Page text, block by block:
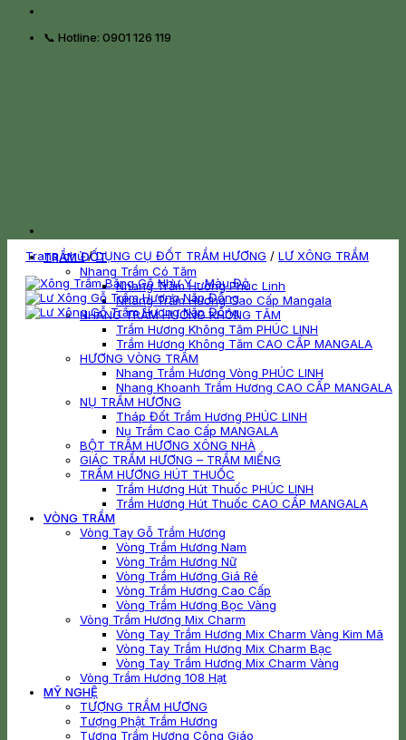
📞 Hotline: 0901 126 119
TRẦM ĐỐT
Nhang Trầm Có Tăm
Nhang Trầm Hương Phúc Linh
Nhang Trầm Hương Cao Cấp Mangala
NHANG TRẦM HƯƠNG KHÔNG TĂM
Trầm Hương Không Tăm PHÚC LINH
Trầm Hương Không Tăm CAO CẤP MANGALA
HƯƠNG VÒNG TRẦM
Nhang Trầm Hương Vòng PHÚC LINH
Nhang Khoanh Trầm Hương CAO CẤP MANGALA
NỤ TRẦM HƯƠNG
Tháp Đốt Trầm Hương PHÚC LINH
Nụ Trầm Cao Cấp MANGALA
BỘT TRẦM HƯƠNG XÔNG NHÀ
GIÁC TRẦM HƯƠNG – TRẦM MIẾNG
TRẦM HƯƠNG HÚT THUỐC
Trầm Hương Hút Thuốc PHÚC LINH
Trầm Hương Hút Thuốc CAO CẤP MANGALA
VÒNG TRẦM
Vòng Tay Gỗ Trầm Hương
Vòng Trầm Hương Nam
Vòng Trầm Hương Nữ
Vòng Trầm Hương Giá Rẻ
Vòng Trầm Hương Cao Cấp
Vòng Trầm Hương Bọc Vàng
Vòng Trầm Hương Mix Charm
Vòng Tay Trầm Hương Mix Charm Vàng Kim Mã
Vòng Tay Trầm Hương Mix Charm Bạc
Vòng Tay Trầm Hương Mix Charm Vàng
Vòng Trầm Hương 108 Hạt
MỸ NGHỆ
TƯỢNG TRẦM HƯƠNG
Tượng Phật Trầm Hương
Tượng Trầm Hương Công Giáo
Trang chủ / DỤNG CỤ ĐỐT TRẦM HƯƠNG / LƯ XÔNG TRẦM